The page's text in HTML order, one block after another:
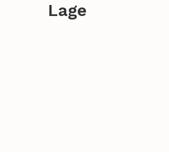
Lage